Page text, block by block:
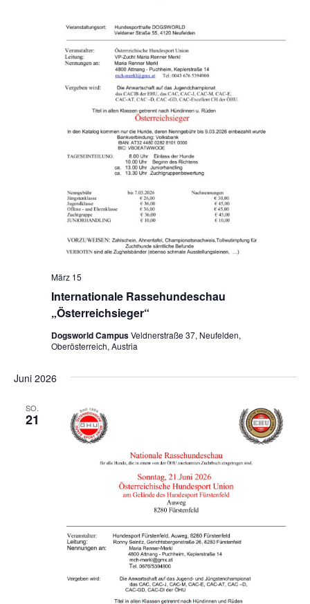
Internationale Rassehundeschau
„Österreichsieger“
März 15
Dogsworld CampusVeldnerstraße 37, Neufelden,
Oberösterreich, Austria
Juni 2026
SO.
21